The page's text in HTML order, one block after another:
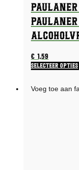
Paulaner
Paulaner
€ 1,59
Selecteer opties
Voeg toe aan